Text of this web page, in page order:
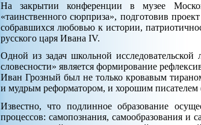
На закрытии конференции в музее
«таинственного сюрприза», подготовив
собравшихся любовью к истории,
русского царя Ивана IV.
Одной из задач школьной исследовательской
словесности» является формирование
Иван Грозный был не только кровавым
и мудрым реформатором, и хорошим
Известно, что подлинное образование
процессов: самопознания, самообразования и